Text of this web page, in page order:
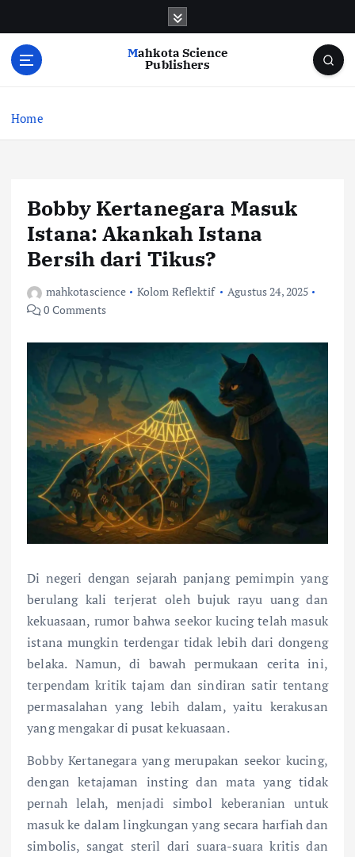
o
Mahkota Science
Publishers
Home
Bobby Kertanegara Masuk
Istana: Akankah Istana
Bersih dari Tikus?
mahkotascience Kolom Reflektif
Agustus 24, 2025
0 Comments
Di negeri dengan sejarah panjang pemimpin yang
berulang kali terjerat oleh bujuk rayu uang dan
kekuasaan, rumor bahwa seekor kucing telah masuk
istana mungkin terdengar tidak lebih dari dongeng
belaka. Namun, di bawah permukaan cerita ini,
terpendam kritik tajam dan sindiran satir tentang
permasalahan yang lebih dalam, yaitu kerakusan
yang mengakar di pusat kekuasaan.
Bobby Kertanegara yang merupakan seekor kucing,
dengan ketajaman insting dan mata yang tidak
pernah lelah, menjadi simbol keberanian untuk
masuk ke dalam lingkungan yang secara harfiah dan
simbolis, sangat steril dari suara-suara kritis dan